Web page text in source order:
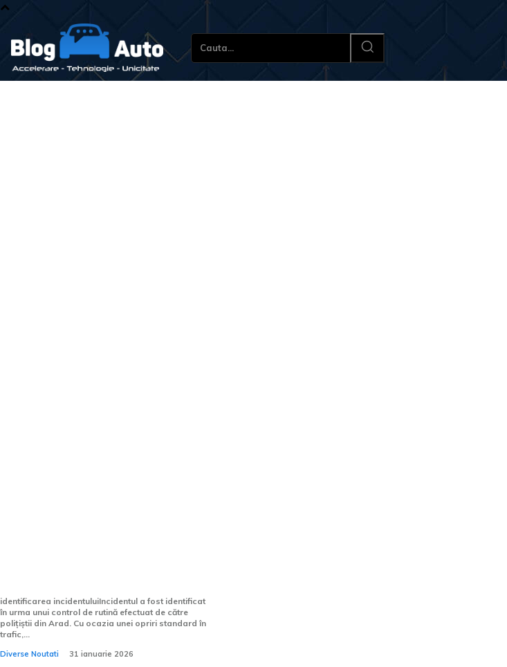
Cauta...
identificarea incidentuluiIncidentul a fost identificat
în urma unui control de rutină efectuat de către
polițiștii din Arad. Cu ocazia unei opriri standard în
trafic,...
Diverse Noutati 31 ianuarie 2026